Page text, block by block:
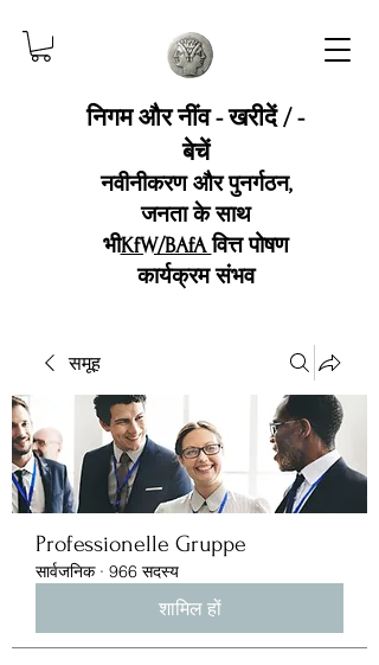
निगम और नींव - खरीदें / -
बेचें
नवीनीकरण और पुनर्गठन,
जनता के साथ
भीKfW/BAfAवित्त पोषण
कार्यक्रम संभव
समूह
Professionelle Gruppe
सार्वजनिक · 966 सदस्य
शामिल हों